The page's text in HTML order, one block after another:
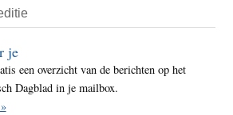
je
een overzicht van de berichten op het
Dagblad in je mailbox.